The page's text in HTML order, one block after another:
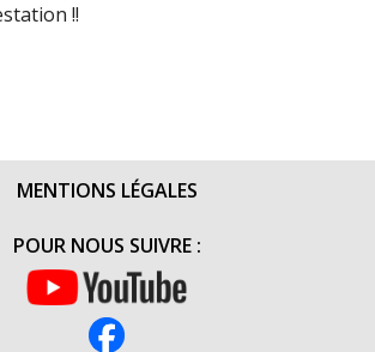
!!
MENTIONS LÉGALES
POUR NOUS SUIVRE :